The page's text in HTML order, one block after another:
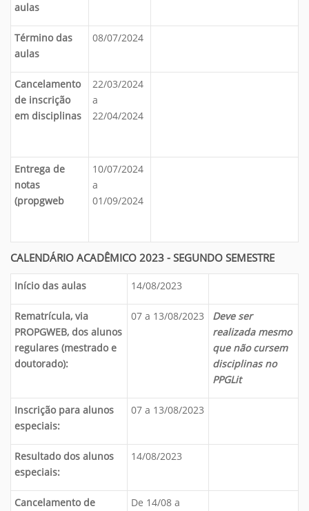
aulas
Término das
aulas
08/07/2024
Cancelamento
de inscrição
em disciplinas
22/03/2024
a
22/04/2024
Entrega de
notas
(propgweb
10/07/2024
a
01/09/2024
CALENDÁRIO ACADÊMICO 2023 - SEGUNDO SEMESTRE
Início das aulas 14/08/2023
Rematrícula, via
PROPGWEB, dos alunos
regulares (mestrado e
doutorado):
07 a 13/08/2023
Deve ser
realizada mesmo
que não cursem
disciplinas no
PPGLit
Inscrição para alunos
especiais:
07 a 13/08/2023
Resultado dos alunos
especiais:
14/08/2023
Cancelamento de
De 14/08 a